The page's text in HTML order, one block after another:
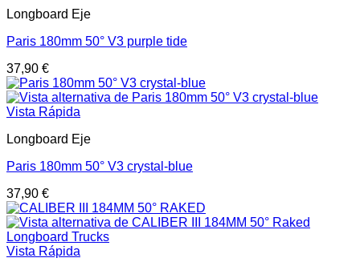
Longboard Eje
Paris 180mm 50° V3 purple tide
37,90 €
Vista Rápida
Longboard Eje
Paris 180mm 50° V3 crystal-blue
37,90 €
Vista Rápida